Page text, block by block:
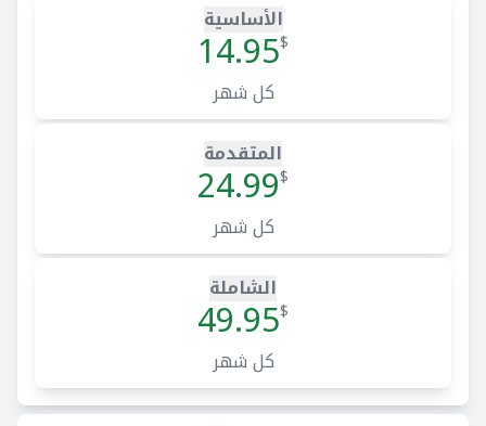
الأساسية
$
14.95
كل شهر
المتقدمة
$
24.99
كل شهر
الشاملة
$
49.95
كل شهر